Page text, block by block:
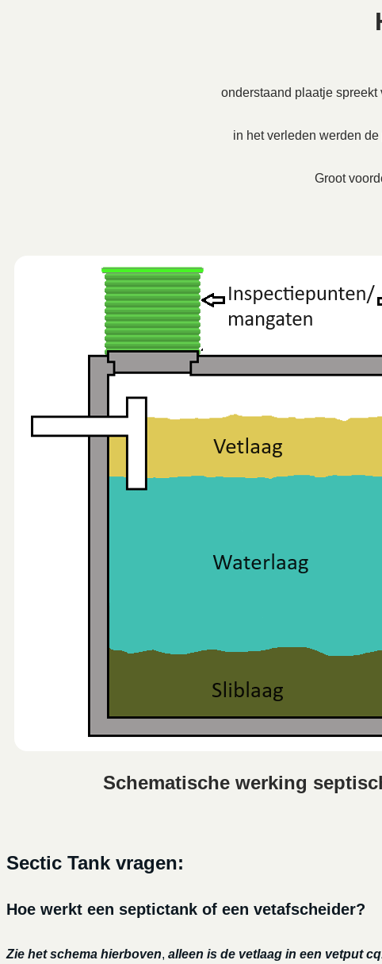
onderstaand plaatje
in het verleden werden
Groot
Schematische werking
Sectic Tank vragen:
Hoe werkt een septictank of een vetafscheider?
Zie het schema hierboven, alleen is de vetlaag in een vetput